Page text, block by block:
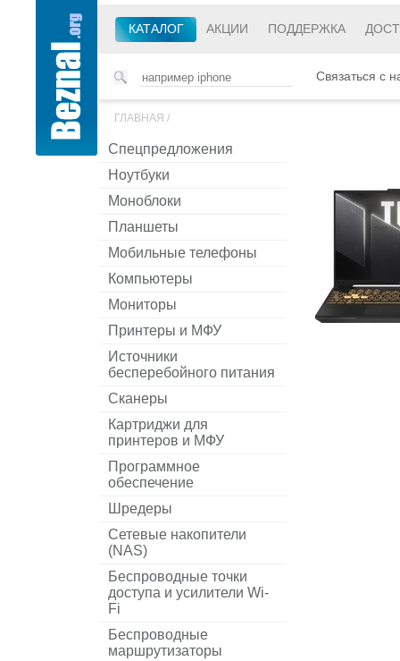
КАТАЛОГ АКЦИИ ПОДДЕРЖКА
Связаться с
ГЛАВНАЯ /
Спецпредложения
Ноутбуки
Моноблоки
Планшеты
Мобильные телефоны
Компьютеры
Мониторы
Принтеры и МФУ
Источники
бесперебойного питания
Сканеры
Картриджи для
принтеров и МФУ
Программное
обеспечение
Шредеры
Сетевые накопители
(NAS)
Беспроводные точки
доступа и усилители Wi-
Fi
Беспроводные
маршрутизаторы